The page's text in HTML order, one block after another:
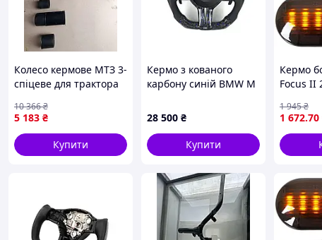
Колесо кермове МТЗ 3-
спіцеве для трактора
точного керування
5 183 ₴
10 366₴
Купити
Кермо з кованого
карбону синій BMW M
F15 F16 F20 F21 F25 F26
F30 F31 F32 F34 F35 F36
28 500 ₴
Купити
Кермо
Focus II
1 672.70
1 945₴